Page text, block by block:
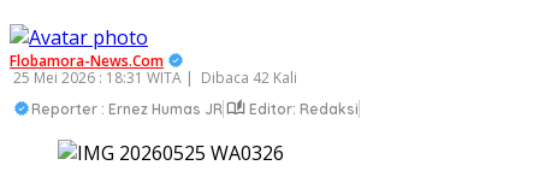
Flobamora-News.Com
25 Mei 2026 : 18:31 WITA | Dibaca 42 Kali
Reporter : Ernez Humas JR Editor: Redaksi